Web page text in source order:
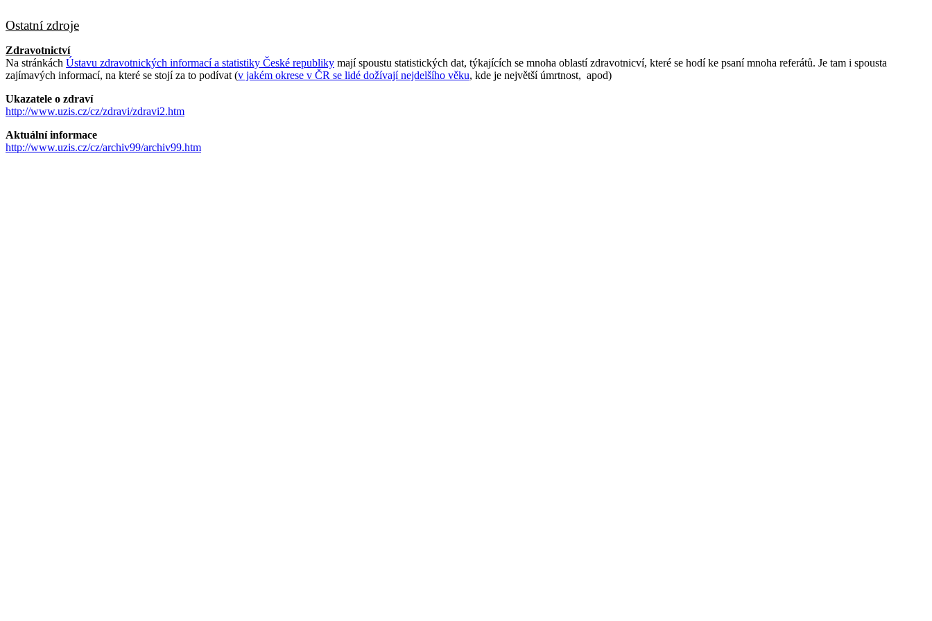
Ostatní zdroje
Zdravotnictví
Na stránkách Ústavu zdravotnických informací a statistiky České republiky mají spoustu statistických dat, týkajících se mnoha oblastí zdravotnicví, které se hodí ke psaní mnoha referátů. Je tam i spousta
zajímavých informací, na které se stojí za to podívat (v jakém okrese v ČR se lidé dožívají nejdelšího věku, kde je největší úmrtnost, apod)
Ukazatele o zdraví
http://www.uzis.cz/cz/zdravi/zdravi2.htm
Aktuální informace
http://www.uzis.cz/cz/archiv99/archiv99.htm